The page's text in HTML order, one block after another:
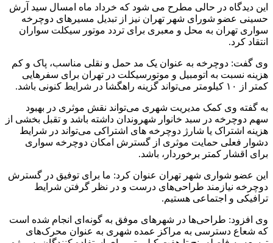
این دیدگاه در حالی مطرح می شود که خرداد ماه امسال سید آرش
حسینی عضو شورای شهر تهران نیز از تبدیل مسیرهای دوچرخه
سواری تهران به محل و معبری برای تردد موتور سیکلت‌ سواران
انتقاد کرد.
وی گفت: دوچرخه به عنوان یک مد حمل و نقلی مناسب، پاک و کم‌
هزینه نسبت به اتومبیل و موتورسیکلت در تهران برای سفرهایی
کمتر از ۱۰ کیلومتر می‌تواند گزینه راهگشا در شرایط کنونی باشد.
به گفته وی کمک مدیریت شهری می‌تواند نقش موثری در بهبود
سهم دوچرخه در سبد خانوار شهروندان داشته باشد و تقبل بخشی از
هزینه اشتراک یا شارژ دوچرخه‌ های اشتراکی می‌تواند در شرایط
دشوار فعلی حمایت موثری از گسترش امکان دوچرخه‌ سواری
برای اقشار کمتر برخوردار، باشد.
این عضو شواری شهر تهران عنوان کرد: ما برای توفیق در گسترش
دوچرخه نیازمند طراحی‌های درست و در نظر گرفتن شرایط
ترافیکی و اجتماعی هستیم.
وی افزود: طراحی‌ها در شهرهای موفق به گونه‌ای انجام شده است
که شعاع دسترسی به مراکز عمده شهری به عنوان محرک‌های